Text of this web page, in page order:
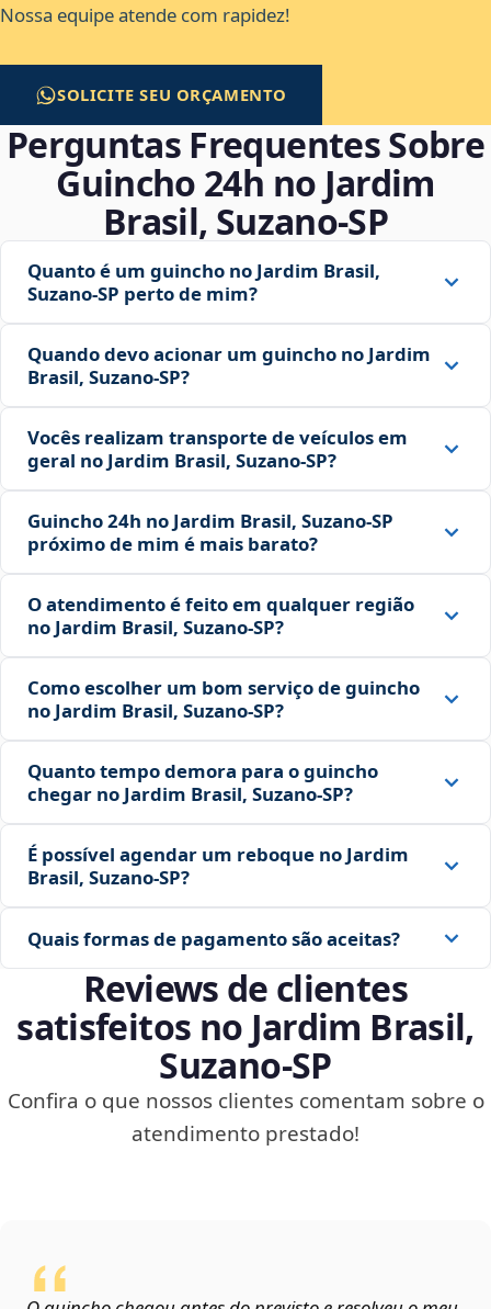
Nossa equipe atende com rapidez!
SOLICITE SEU ORÇAMENTO
Perguntas Frequentes Sobre
Guincho 24h no Jardim
Brasil, Suzano‑SP
Quanto é um guincho no Jardim Brasil,
Suzano‑SP perto de mim?
Quando devo acionar um guincho no Jardim
Brasil, Suzano‑SP?
Vocês realizam transporte de veículos em
geral no Jardim Brasil, Suzano‑SP?
Guincho 24h no Jardim Brasil, Suzano‑SP
próximo de mim é mais barato?
O atendimento é feito em qualquer região
no Jardim Brasil, Suzano‑SP?
Como escolher um bom serviço de guincho
no Jardim Brasil, Suzano‑SP?
Quanto tempo demora para o guincho
chegar no Jardim Brasil, Suzano‑SP?
É possível agendar um reboque no Jardim
Brasil, Suzano‑SP?
Quais formas de pagamento são aceitas?
Reviews de clientes
satisfeitos no Jardim Brasil,
Suzano‑SP
Confira o que nossos clientes comentam sobre o
atendimento prestado!